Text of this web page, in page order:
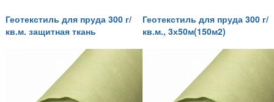
Геотекстиль для пруда 300 г/
кв.м. защитная ткань
Геотекстиль для пруда 300 г/
кв.м., 3х50м(150м2)